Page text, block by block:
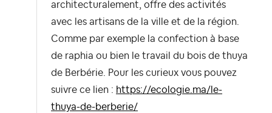
architecturalement, offre des activités
avec les artisans de la ville et de la région.
Comme par exemple la confection à base
de raphia ou bien le travail du bois de thuya
de Berbérie. Pour les curieux vous pouvez
suivre ce lien : https://ecologie.ma/le-
thuya-de-berberie/